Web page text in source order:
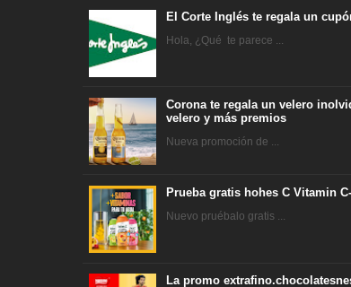
El Corte Inglés te regala un
Hola, ¿Qué te parece ...
Corona te regala un velero
velero y más premios
Nueva promoción de ...
Prueba gratis hohes C Vitamin
Nuevo pruébalo gratis ...
La promo